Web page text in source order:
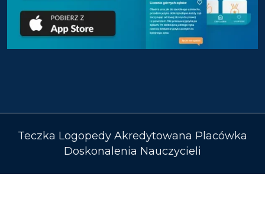
Teczka Logopedy Akredytowana Placówka
Doskonalenia Nauczycieli